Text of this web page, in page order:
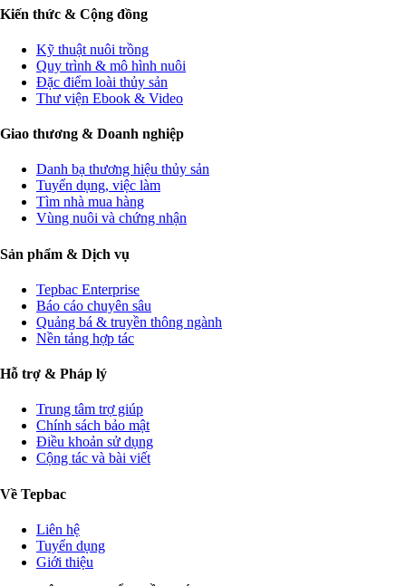
Kiến thức & Cộng đồng
Kỹ thuật nuôi trồng
Quy trình & mô hình nuôi
Đặc điểm loài thủy sản
Thư viện Ebook & Video
Giao thương & Doanh nghiệp
Danh bạ thương hiệu thủy sản
Tuyển dụng, việc làm
Tìm nhà mua hàng
Vùng nuôi và chứng nhận
Sản phẩm & Dịch vụ
Tepbac Enterprise
Báo cáo chuyên sâu
Quảng bá & truyền thông ngành
Nền tảng hợp tác
Hỗ trợ & Pháp lý
Trung tâm trợ giúp
Chính sách bảo mật
Điều khoản sử dụng
Cộng tác và bài viết
Về Tepbac
Liên hệ
Tuyển dụng
Giới thiệu